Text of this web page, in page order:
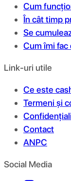
Cum
În cât timp
Se
Cum îmi fac
Link-uri utile
Ce este
Termeni și
Contact
ANPC
Social Media